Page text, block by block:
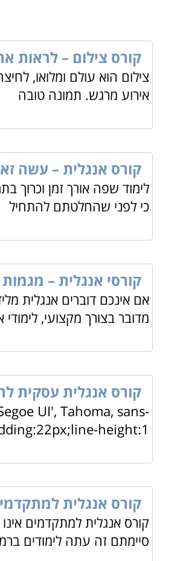
קורס צילום – לראות
צילום הוא עולם ומלואו,
אירוע מרגש. תמונה טובה
קורס אנגלית – עשה
לימוד שפה אורך זמן וכרוך
כי לפני שהחלטתם להתחיל
קורסי אנגלית –
אם אינכם דוברים אנגלית
מדובר בצורך מקצועי, לימודי
קורס אנגלית עסקית
UI', Tahoma, sans-
height:1.
קורס אנגלית
קורס אנגלית למתקדמים
סיימתם זה עתה לימודים